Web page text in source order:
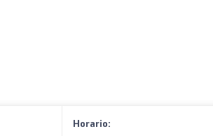
Horario: